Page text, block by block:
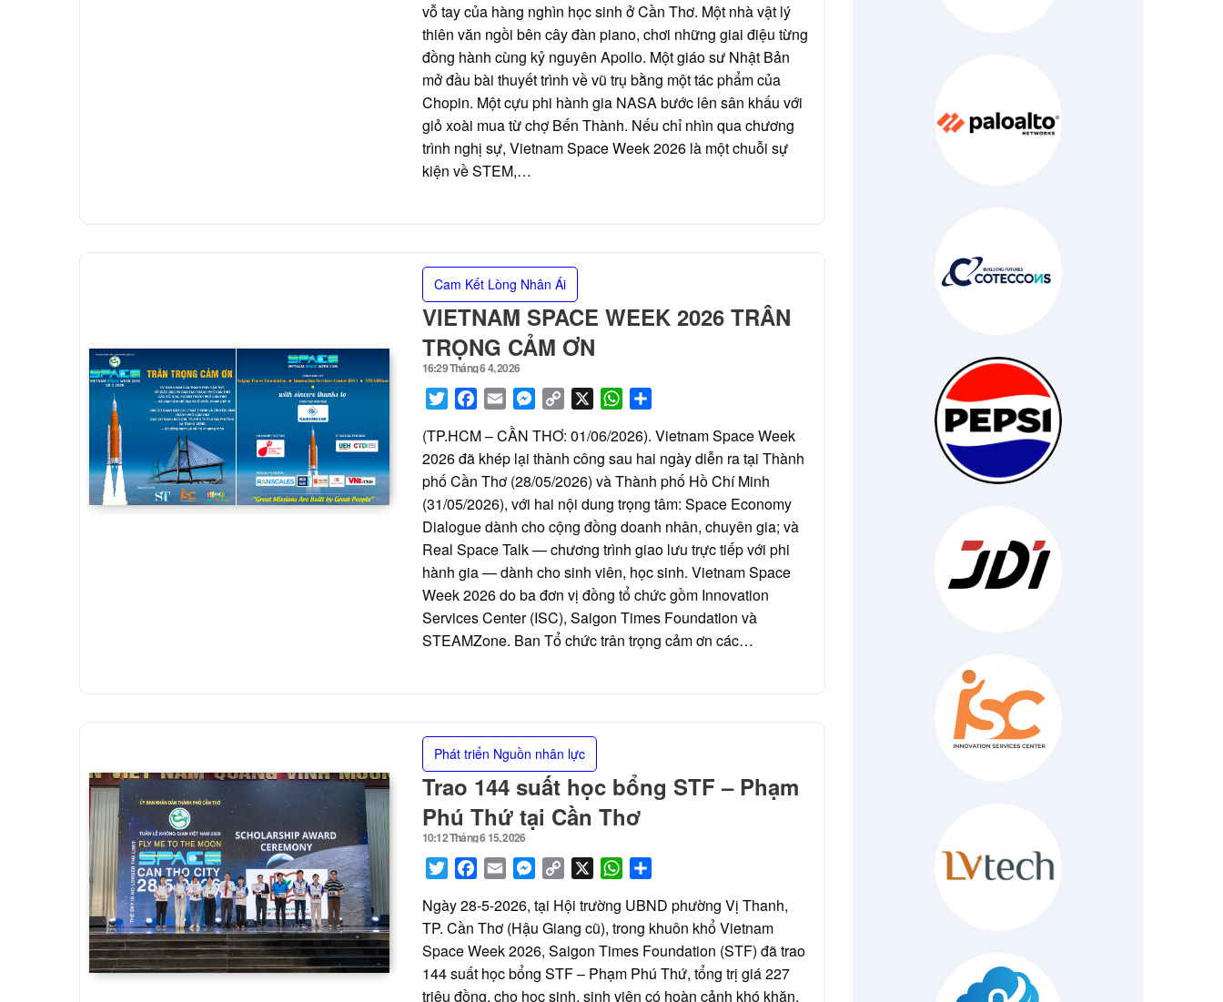
vỗ tay của hàng nghìn học sinh ở Cần Thơ. Một nhà vật lý
thiên văn ngồi bên cây đàn piano, chơi những giai điệu từng
đồng hành cùng kỷ nguyên Apollo. Một giáo sư Nhật Bản
mở đầu bài thuyết trình về vũ trụ bằng một tác phẩm của
Chopin. Một cựu phi hành gia NASA bước lên sân khấu với
giỏ xoài mua từ chợ Bến Thành. Nếu chỉ nhìn qua chương
trình nghị sự, Vietnam Space Week 2026 là một chuỗi sự
kiện về STEM,…
Cam Kết Lòng Nhân Ái
VIETNAM SPACE WEEK 2026 TRÂN
TRỌNG CẢM ƠN
Posted
on
16:29 Tháng 6 4, 2026
TwitterFacebook
Email Messenger
Copy
WhatsApp
(TP.HCM – CẦN THƠ: 01/06/2026). Vietnam Space Week
2026 đã khép lại thành công sau hai ngày diễn ra tại Thành
phố Cần Thơ (28/05/2026) và Thành phố Hồ Chí Minh
(31/05/2026), với hai nội dung trọng tâm: Space Economy
Dialogue dành cho cộng đồng doanh nhân, chuyên gia; và
Real Space Talk — chương trình giao lưu trực tiếp với phi
hành gia — dành cho sinh viên, học sinh. Vietnam Space
Week 2026 do ba đơn vị đồng tổ chức gồm Innovation
Services Center (ISC), Saigon Times Foundation và
STEAMZone. Ban Tổ chức trân trọng cảm ơn các…
Phát triển Nguồn nhân lực
Trao 144 suất học bổng STF – Phạm
Phú Thứ tại Cần Thơ
Posted
on
10:12 Tháng 6 15, 2026
TwitterFacebook
Email Messenger
Copy
WhatsApp
Ngày 28-5-2026, tại Hội trường UBND phường Vị Thanh,
TP. Cần Thơ (Hậu Giang cũ), trong khuôn khổ Vietnam
Space Week 2026, Saigon Times Foundation (STF) đã trao
144 suất học bổng STF – Phạm Phú Thứ, tổng trị giá 227
triệu đồng, cho học sinh, sinh viên có hoàn cảnh khó khăn,